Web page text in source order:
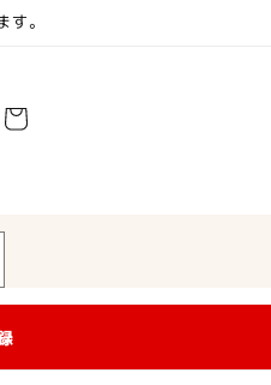
。
ー